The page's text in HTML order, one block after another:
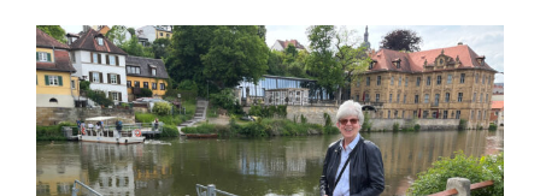
Mein
Jahr
2025